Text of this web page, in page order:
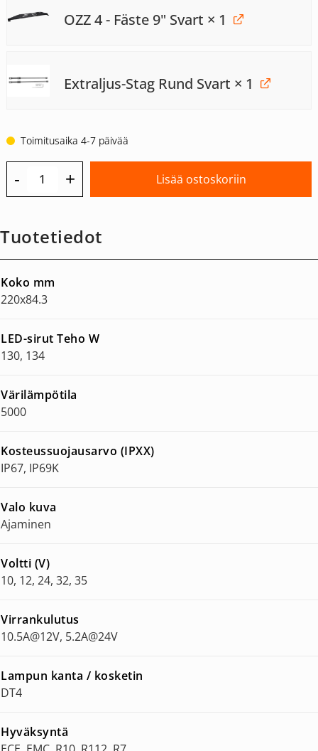
OZZ 4 - Fäste 9" Svart × 1
Extraljus-Stag Rund Svart × 1
Toimitusaika 4-7 päivää
- + Lisää ostoskoriin
Tuotetiedot
Koko mm
220x84.3
LED-sirut Teho W
130, 134
Värilämpötila
5000
Kosteussuojausarvo (IPXX)
IP67, IP69K
Valo kuva
Ajaminen
Voltti (V)
10, 12, 24, 32, 35
Virrankulutus
10.5A@12V, 5.2A@24V
Lampun kanta / kosketin
DT4
Hyväksyntä